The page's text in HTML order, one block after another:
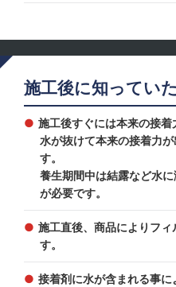
施工後に知ってい
施工後すぐには本来の接着
水が抜けて本来の接着力
す。
養生期間中は結露など水
が必要です。
施工直後、商品によりフ
す。
接着剤に水が含まれる事